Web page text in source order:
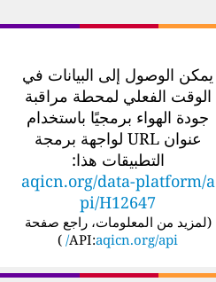
يمكن الوصول إلى البيانات في
الوقت الفعلي لمحطة مراقبة
جودة الهواء برمجيًا باستخدام
عنوان URL لواجهة برمجة
التطبيقات هذا:
aqicn.org/data-platform/a
pi/H12647
لمزيد من المعلومات، راجع صفحة
API:aqicn.org/api/
)